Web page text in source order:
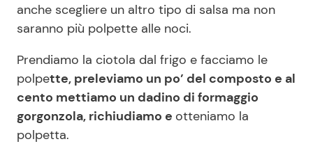
anche scegliere un altro tipo di salsa ma non
saranno più polpette alle noci.
Prendiamo la ciotola dal frigo e facciamo le
polpette, preleviamo un po’ del composto e al
cento mettiamo un dadino di formaggio
gorgonzola, richiudiamo e otteniamo la
polpetta.